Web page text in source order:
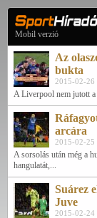
Mobil verzió
Az
bukta
2015-02-26
A Liverpool nem jutott a
arcára
2015-02-25
A sorsolás után még a
hangulatát,...
Suárez
Juve
2015-02-24